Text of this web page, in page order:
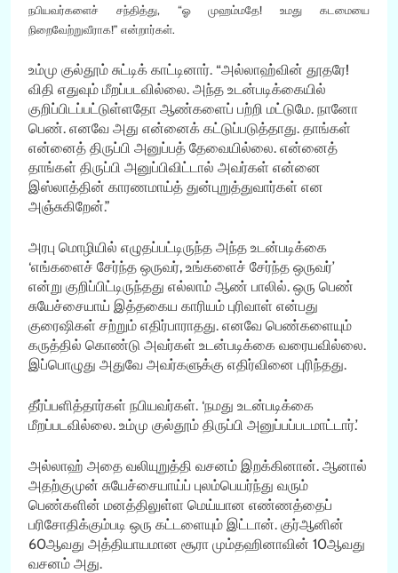
நபியவர்களைச் சந்தித்து, “ஓ முஹம்மதே! உமது கடமையை
நிறைவேற்றுவீராக!” என்றார்கள்.
உம்மு குல்தூம் சுட்டிக் காட்டினார். “அல்லாஹ்வின் தூதரே!
விதி எதுவும் மீறப்படவில்லை. அந்த உடன்படிக்கையில்
குறிப்பிடப்பட்டுள்ளதோ ஆண்களைப் பற்றி மட்டுமே. நானோ
பெண். எனவே அது என்னைக் கட்டுப்படுத்தாது. தாங்கள்
என்னைத் திருப்பி அனுப்பத் தேவையில்லை. என்னைத்
தாங்கள் திருப்பி அனுப்பிவிட்டால் அவர்கள் என்னை
இஸ்லாத்தின் காரணமாய்த் துன்புறுத்துவார்கள் என
அஞ்சுகிறேன்.”
அரபு மொழியில் எழுதப்பட்டிருந்த அந்த உடன்படிக்கை
‘எங்களைச் சேர்ந்த ஒருவர், உங்களைச் சேர்ந்த ஒருவர்’
என்று குறிப்பிட்டிருந்தது எல்லாம் ஆண் பாலில். ஒரு பெண்
சுயேச்சையாய் இத்தகைய காரியம் புரிவாள் என்பது
குரைஷிகள் சற்றும் எதிர்பாராதது. எனவே பெண்களையும்
கருத்தில் கொண்டு அவர்கள் உடன்படிக்கை வரையவில்லை.
இப்பொழுது அதுவே அவர்களுக்கு எதிர்வினை புரிந்தது.
தீர்ப்பளித்தார்கள் நபியவர்கள். ‘நமது உடன்படிக்கை
மீறப்படவில்லை. உம்மு குல்தூம் திருப்பி அனுப்பப்படமாட்டார்.’
அல்லாஹ் அதை வலியுறுத்தி வசனம் இறக்கினான். ஆனால்
அதற்குமுன் சுயேச்சையாய்ப் புலம்பெயர்ந்து வரும்
பெண்களின் மனத்திலுள்ள மெய்யான எண்ணத்தைப்
பரிசோதிக்கும்படி ஒரு கட்டளையும் இட்டான். குர்ஆனின்
60ஆவது அத்தியாயமான சூரா மும்தஹினாவின் 10ஆவது
வசனம் அது.